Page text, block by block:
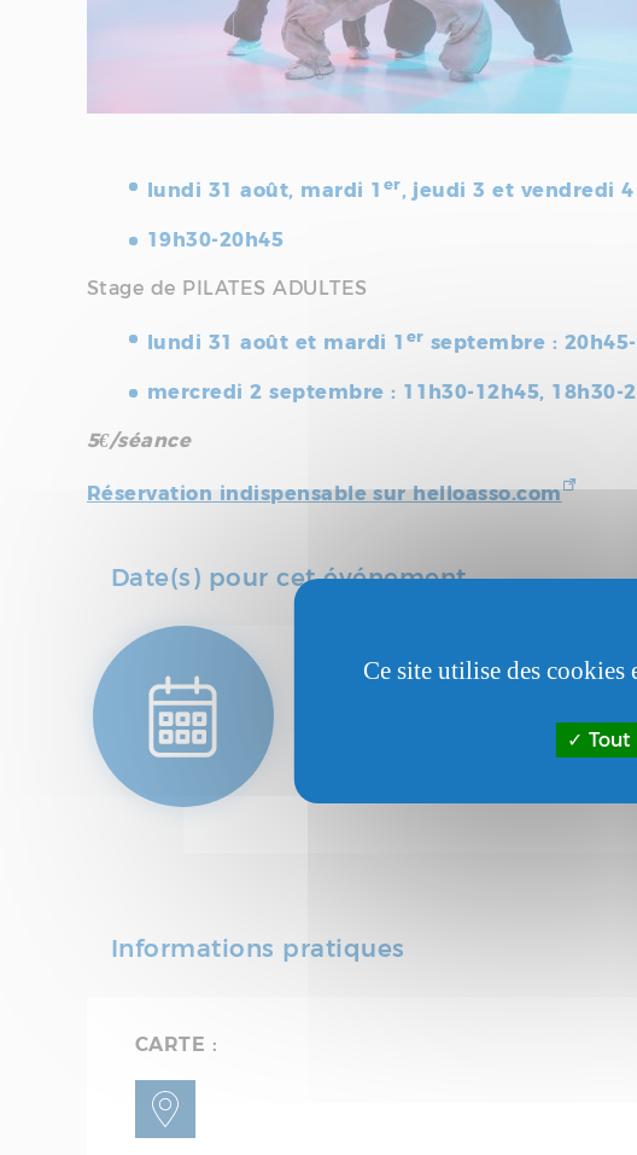
lundi 31 août, mardi 1 er, jeudi 3 et vendredi
19h30-20h45
Stage de PILATES ADULTES
lundi 31 août et mardi 1 er septembre :
mercredi 2 septembre : 11h30-12h45, 18h30-
5€/séance
Réservation indispensable sur helloasso.com
Date(s) pour cet événement
DATE(S):
Lundi 31 août 2026 - 17:30
Vendredi 4 septembre 2026 -
Informations pratiques
CARTE :
Ce site utilise des
Tout